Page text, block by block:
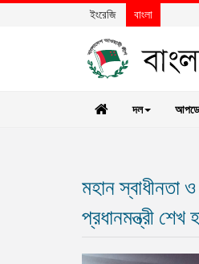
ইংরেজি বাংলা
দল
মহান স্বাধীনতা
প্রধানমন্ত্রী শেখ